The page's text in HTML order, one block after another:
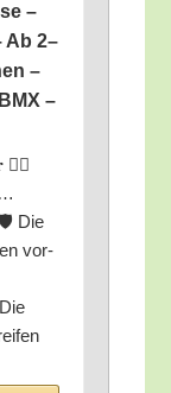
–
Ab 2–
–
–
🚴‍♂️
🛡️ Die
vor­